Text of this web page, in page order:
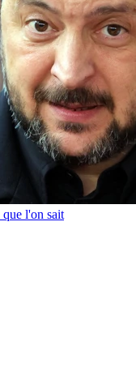
que l'on sait